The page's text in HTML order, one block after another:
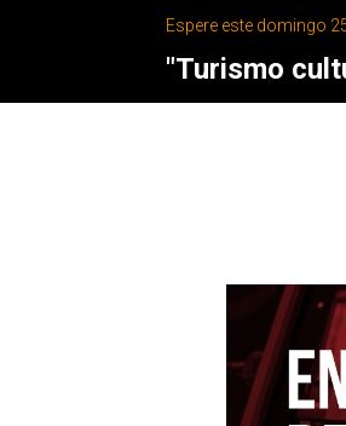
Espere este domingo
"Turismo